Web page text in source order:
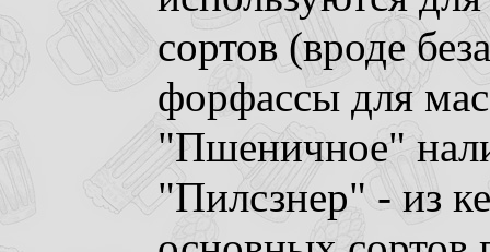
сортов (вроде
форфассы для
"Пшеничное"
"Пилсзнер" - из